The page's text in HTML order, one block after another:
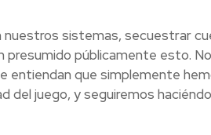
nuestros sistemas, secuestrar
presumido públicamente esto. No
entiendan que simplemente
juego, y seguiremos